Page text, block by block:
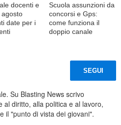
docenti e
agosto
date per i
Scuola assunzioni da
concorsi e Gps:
come funziona il
doppio canale
SEGUI
Su Blasting News scrivo
diritto, alla politica e al lavoro,
il "punto di vista dei giovani".